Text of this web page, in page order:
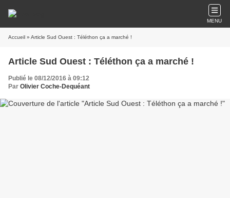
MENU
Accueil » Article Sud Ouest : Téléthon ça a marché !
Article Sud Ouest : Téléthon ça a marché !
Publié le 08/12/2016 à 09:12
Par Olivier Coche-Dequéant